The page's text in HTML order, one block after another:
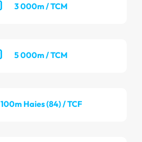
3 000m / TCM
5 000m / TCM
100m Haies (84) / TCF